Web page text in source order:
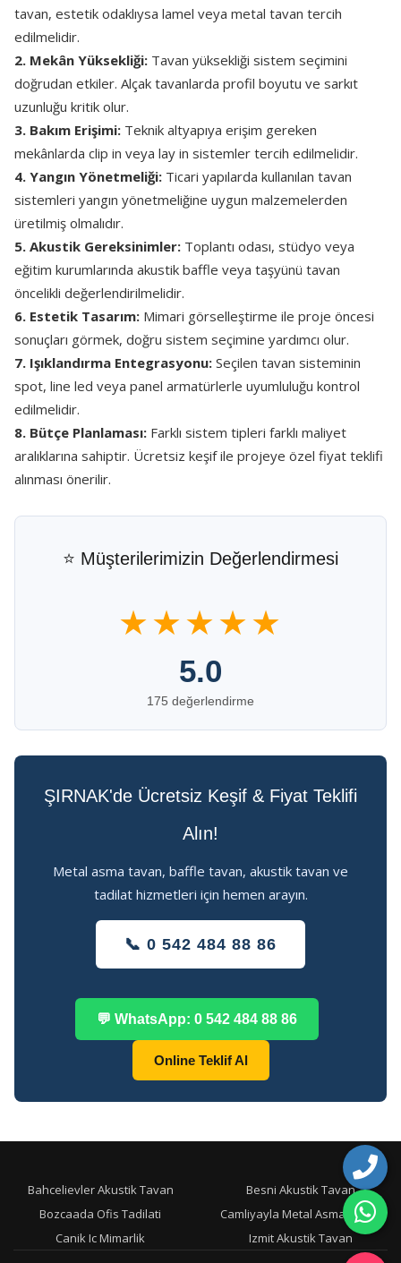
tavan, estetik odaklıysa lamel veya metal tavan tercih
edilmelidir.
2. Mekân Yüksekliği: Tavan yüksekliği sistem seçimini
doğrudan etkiler. Alçak tavanlarda profil boyutu ve sarkıt
uzunluğu kritik olur.
3. Bakım Erişimi: Teknik altyapıya erişim gereken
mekânlarda clip in veya lay in sistemler tercih edilmelidir.
4. Yangın Yönetmeliği: Ticari yapılarda kullanılan tavan
sistemleri yangın yönetmeliğine uygun malzemelerden
üretilmiş olmalıdır.
5. Akustik Gereksinimler: Toplantı odası, stüdyo veya
eğitim kurumlarında akustik baffle veya taşyünü tavan
öncelikli değerlendirilmelidir.
6. Estetik Tasarım: Mimari görselleştirme ile proje öncesi
sonuçları görmek, doğru sistem seçimine yardımcı olur.
7. Işıklandırma Entegrasyonu: Seçilen tavan sisteminin
spot, line led veya panel armatürlerle uyumluluğu kontrol
edilmelidir.
8. Bütçe Planlaması: Farklı sistem tipleri farklı maliyet
aralıklarına sahiptir. Ücretsiz keşif ile projeye özel fiyat teklifi
alınması önerilir.
⭐ Müşterilerimizin Değerlendirmesi
★★★★★
5.0
175 değerlendirme
ŞIRNAK'de Ücretsiz Keşif & Fiyat Teklifi
Alın!
Metal asma tavan, baffle tavan, akustik tavan ve
tadilat hizmetleri için hemen arayın.
📞 0 542 484 88 86
💬 WhatsApp: 0 542 484 88 86
Online Teklif Al
Bahcelievler Akustik Tavan
Besni Akustik Tavan
Bozcaada Ofis Tadilati
Camliyayla Metal Asma Tavan
Canik Ic Mimarlik
Izmit Akustik Tavan